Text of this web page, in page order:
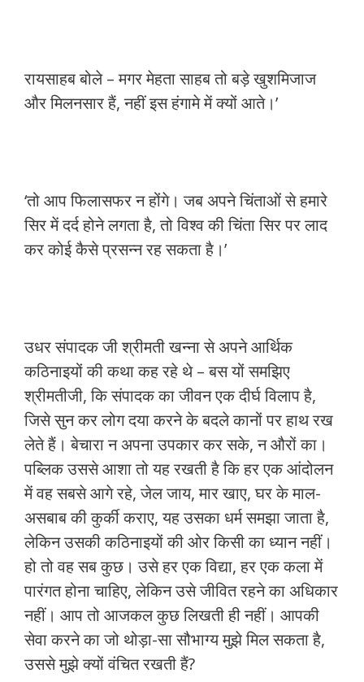
रायसाहब बोले – मगर मेहता साहब तो बड़े खुशमिजाज
और मिलनसार हैं, नहीं इस हंगामे में क्यों आते।’
‘तो आप फिलासफर न होंगे। जब अपने चिंताओं से हमारे
सिर में दर्द होने लगता है, तो विश्व की चिंता सिर पर लाद
कर कोई कैसे प्रसन्न रह सकता है।’
उधर संपादक जी श्रीमती खन्ना से अपने आर्थिक
कठिनाइयों की कथा कह रहे थे – बस यों समझिए
श्रीमतीजी, कि संपादक का जीवन एक दीर्घ विलाप है,
जिसे सुन कर लोग दया करने के बदले कानों पर हाथ रख
लेते हैं। बेचारा न अपना उपकार कर सके, न औरों का।
पब्लिक उससे आशा तो यह रखती है कि हर एक आंदोलन
में वह सबसे आगे रहे, जेल जाय, मार खाए, घर के माल-
असबाब की कुर्की कराए, यह उसका धर्म समझा जाता है,
लेकिन उसकी कठिनाइयों की ओर किसी का ध्यान नहीं।
हो तो वह सब कुछ। उसे हर एक विद्या, हर एक कला में
पारंगत होना चाहिए, लेकिन उसे जीवित रहने का अधिकार
नहीं। आप तो आजकल कुछ लिखती ही नहीं। आपकी
सेवा करने का जो थोड़ा-सा सौभाग्य मुझे मिल सकता है,
उससे मुझे क्यों वंचित रखती हैं?